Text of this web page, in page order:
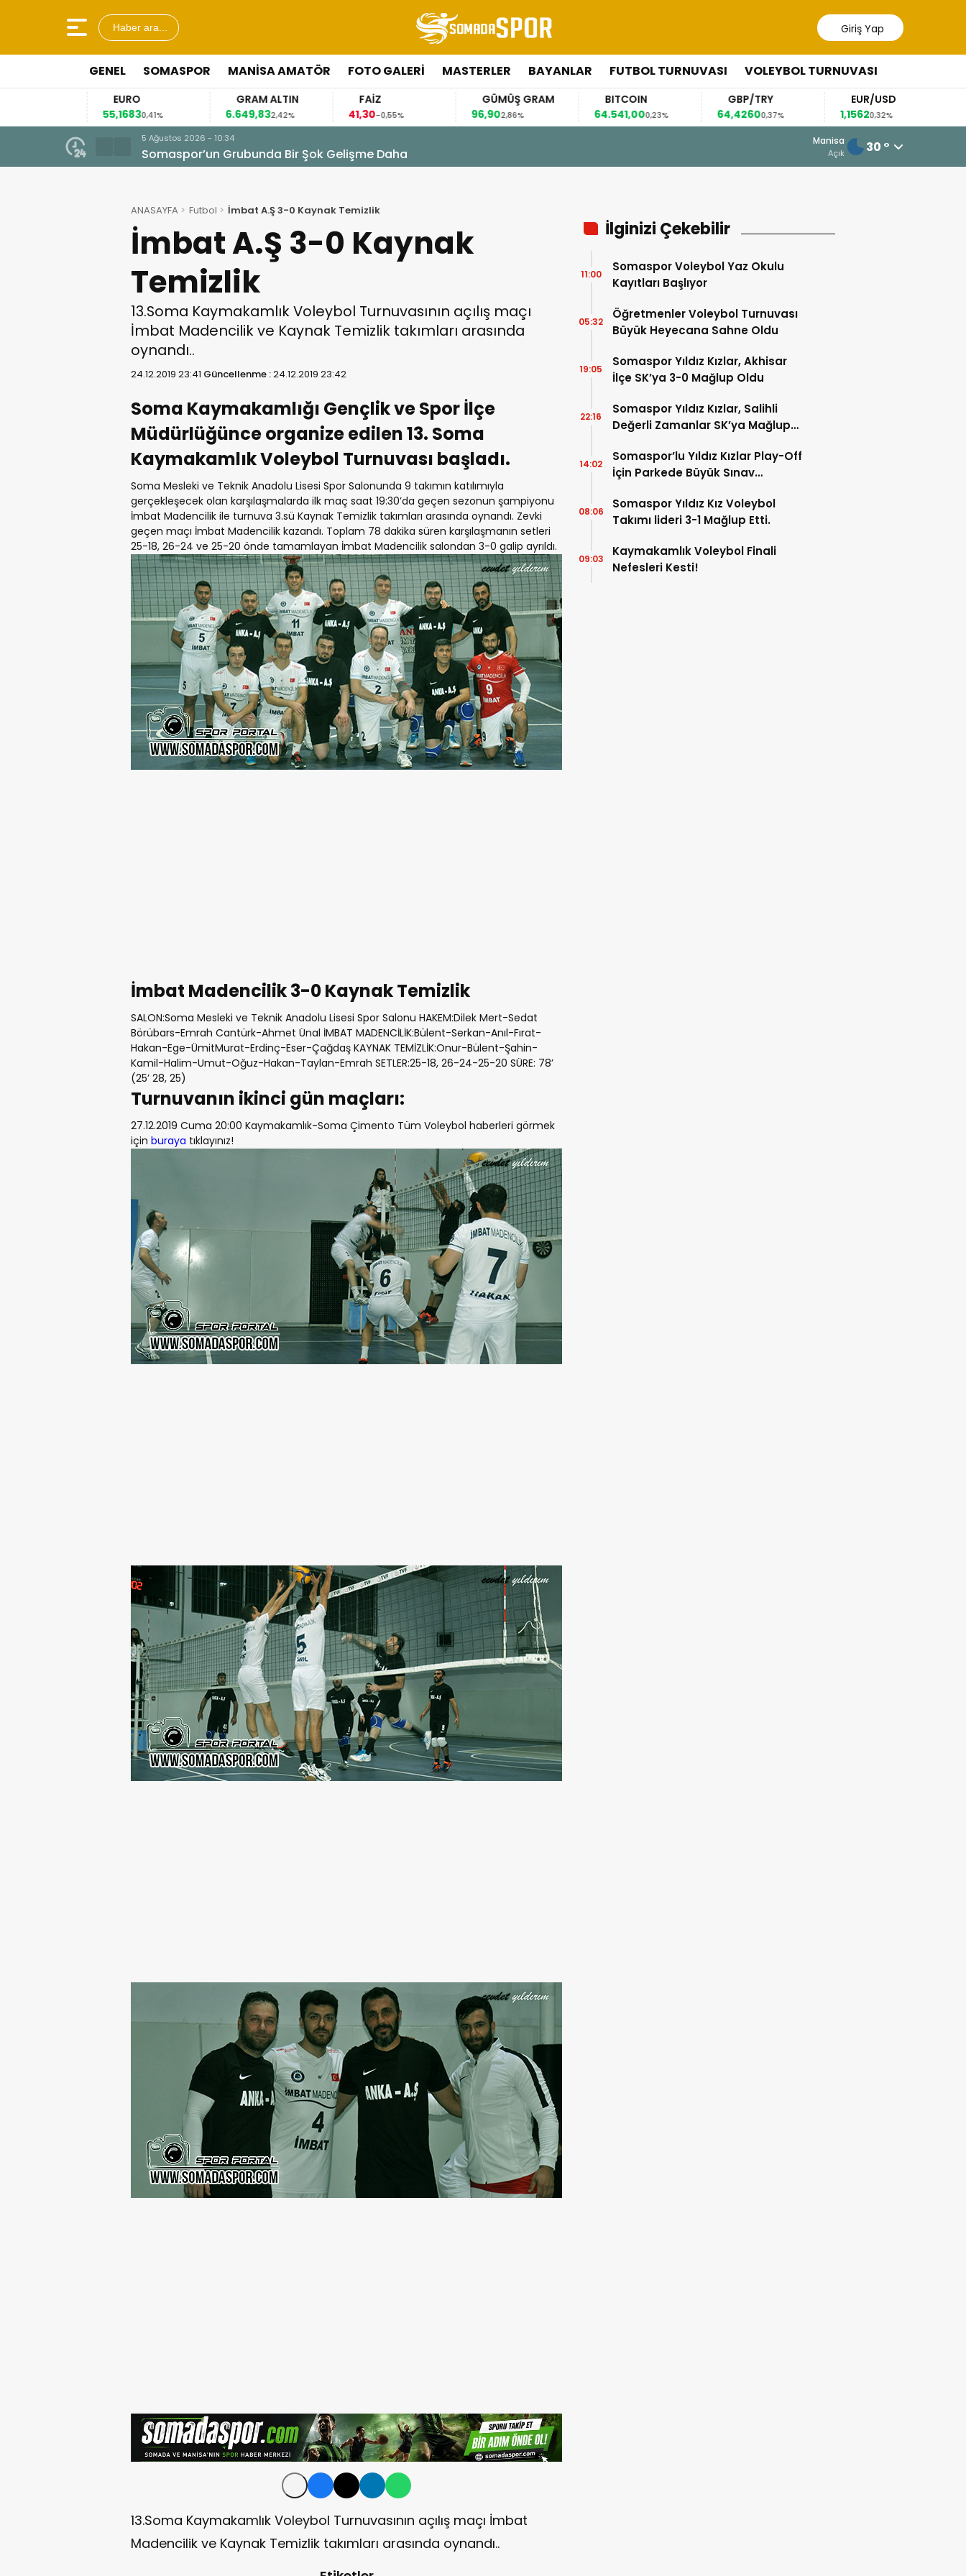
Haber ara... Giriş Yap
GENEL SOMASPOR MANISA AMATÖR FOTO GALERI MASTERLER BAYANLAR FUTBOL TURNUVASI VOLEYBOL TURNUVASI
0,41%
GRAM ALTIN
6.649,832,42% -0,55%
GÜMÜŞ GRAM
2,86%
BITCOIN
64.541,000,23%
GBP/TRY
64,42600,37%
EUR/USD
0,32%
5 Ağustos 2026 - 10:34
Somaspor’un Grubunda Bir Şok Gelişme Daha
4 Ağustos 2026 - 11:07
Somaspor’un Yeni Transferlerini
Manisa
Açık 30 °
ANASAYFA Futbol İmbat A.Ş 3-0 Kaynak Temizlik
İmbat A.Ş 3-0 Kaynak
Temizlik
13.Soma Kaymakamlık Voleybol Turnuvasının açılış maçı
İmbat Madencilik ve Kaynak Temizlik takımları arasında
oynandı..
24.12.2019 23:41 Güncellenme :24.12.2019 23:42
Soma Kaymakamlığı Gençlik ve Spor İlçe
Müdürlüğünce organize edilen 13. Soma
Kaymakamlık Voleybol Turnuvası başladı.
Soma Mesleki ve Teknik Anadolu Lisesi Spor Salonunda 9 takımın katılımıyla
gerçekleşecek olan karşılaşmalarda ilk maç saat 19:30’da geçen sezonun şampiyonu
İmbat Madencilik ile turnuva 3.sü Kaynak Temizlik takımları arasında oynandı. Zevki
geçen maçı İmbat Madencilik kazandı. Toplam 78 dakika süren karşılaşmanın setleri
25-18, 26-24 ve 25-20 önde tamamlayan İmbat Madencilik salondan 3-0 galip ayrıldı.
İmbat Madencilik 3-0 Kaynak Temizlik
SALON:Soma Mesleki ve Teknik Anadolu Lisesi Spor Salonu HAKEM:Dilek Mert-Sedat
Börübars-Emrah Cantürk-Ahmet Ünal İMBAT MADENCİLİK:Bülent-Serkan-Anıl-Fırat-
Hakan-Ege-ÜmitMurat-Erdinç-Eser-Çağdaş KAYNAK TEMİZLİK:Onur-Bülent-Şahin-
Kamil-Halim-Umut-Oğuz-Hakan-Taylan-Emrah SETLER:25-18, 26-24-25-20 SÜRE: 78’
(25’ 28, 25)
Turnuvanın ikinci gün maçları:
27.12.2019 Cuma 20:00 Kaymakamlık-Soma Çimento Tüm Voleybol haberleri görmek
için buraya tıklayınız!
13.Soma Kaymakamlık Voleybol Turnuvasının açılış maçı İmbat
Madencilik ve Kaynak Temizlik takımları arasında oynandı..
İlginizi Çekebilir
Somaspor Voleybol Yaz Okulu
Kayıtları Başlıyor
11:00
Öğretmenler Voleybol Turnuvası
Büyük Heyecana Sahne Oldu
05:32
Somaspor Yıldız Kızlar, Akhisar
İlçe SK’ya 3-0 Mağlup Oldu
19:05
Somaspor Yıldız Kızlar, Salihli
Değerli Zamanlar SK’ya Mağlup
22:16
Somaspor’lu Yıldız Kızlar Play-Off
İçin Parkede Büyük Sınav
14:02
Somaspor Yıldız Kız Voleybol
Takımı lideri 3-1 Mağlup Etti.
08:06
Kaymakamlık Voleybol Finali
Nefesleri Kesti!
09:03